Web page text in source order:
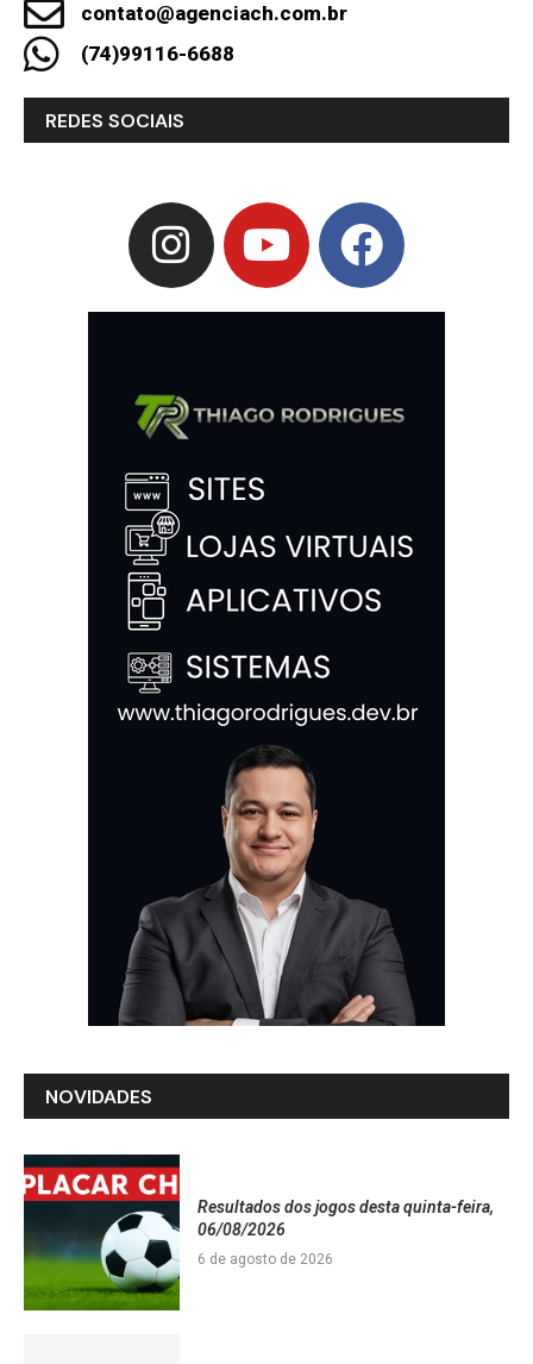
contato@agenciach.com.br
(74)99116-6688
REDES SOCIAIS
NOVIDADES
Resultados dos jogos desta quinta-feira,
06/08/2026
6 de agosto de 2026